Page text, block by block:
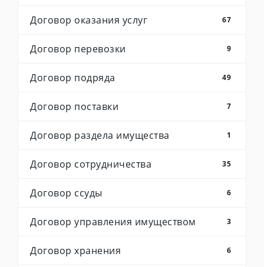
Договор оказания услуг 67
Договор перевозки 9
Договор подряда 49
Договор поставки 7
Договор раздела имущества 1
Договор сотрудничества 35
Договор ссуды 6
Договор управления имуществом 3
Договор хранения 6